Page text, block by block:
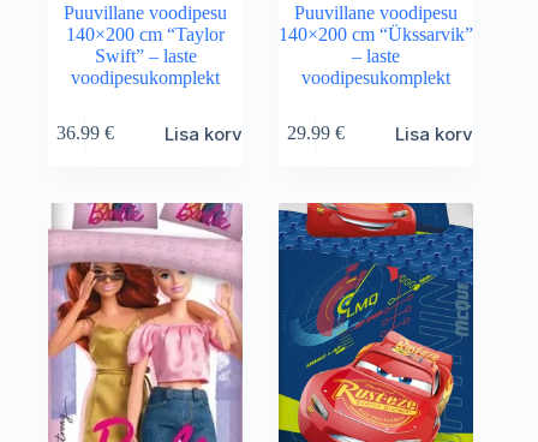
Puuvillane voodipesu
140×200 cm “Taylor
Swift” – laste
voodipesukomplekt
36.99 € Lisa korvi
Puuvillane voodipesu
140×200 cm “Ükssarvik”
– laste
voodipesukomplekt
29.99 € Lisa korvi